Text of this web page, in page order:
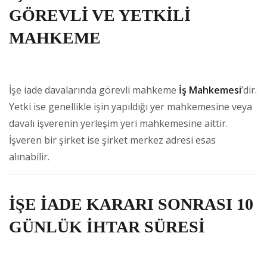
GÖREVLİ VE YETKİLİ
MAHKEME
İşe iade davalarında görevli mahkeme İş Mahkemesi’dir.
Yetki ise genellikle işin yapıldığı yer mahkemesine veya
davalı işverenin yerleşim yeri mahkemesine aittir.
İşveren bir şirket ise şirket merkez adresi esas
alınabilir.
İŞE İADE KARARI SONRASI 10
GÜNLÜK İHTAR SÜRESİ